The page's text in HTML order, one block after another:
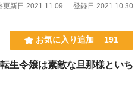
更新日 2021.11.09
登録日 2021.10.30
お気に入り追加 191
生令嬢は素敵な旦那様といち